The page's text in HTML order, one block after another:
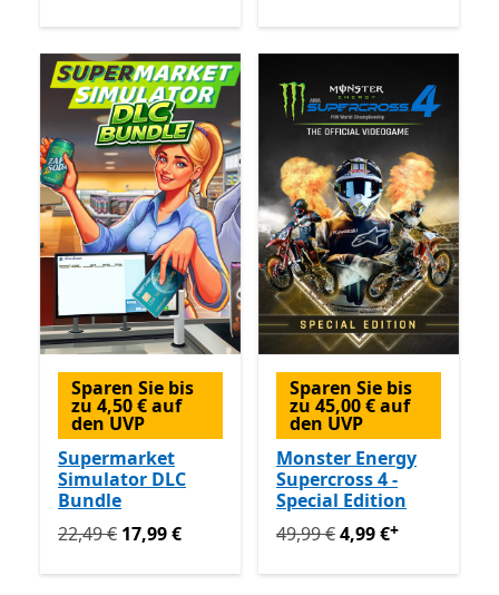
Sparen Sie bis
zu 4,50 € auf
den UVP
Supermarket
Simulator DLC
Bundle
Ursprünglich 22,49 € jetzt 17,99 €
22,49 € 17,99 €
Sparen Sie bis
zu 45,00 € auf
den UVP
Monster Energy
Supercross 4 -
Special Edition
Ursprünglich 49,99 € jetzt
49,99 €4,99 €+